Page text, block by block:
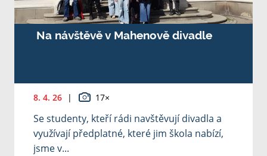
Na návštěvě v Mahenově divadle
8. 4. 26 | 17×
Se studenty, kteří rádi navštěvují divadla a
využívají předplatné, které jim škola nabízí,
jsme v...